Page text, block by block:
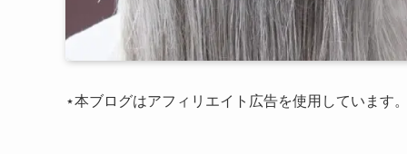
⋆本ブログはアフィリエイト広告を使用しています